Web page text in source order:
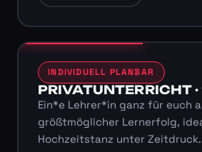
INDIVIDUELL PLANBAR
PRIVATUNTERRICHT
Ein*e Lehrer*in ganz für euch
größtmöglicher Lernerfolg,
Hochzeitstanz unter Zeitdruck.